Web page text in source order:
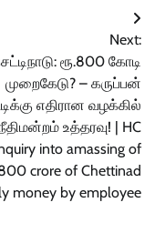
Next:
ரூ.800 கோடி
முறைகேடு? – கருப்பன்
எதிரான வழக்கில்
உத்தரவு! | HC
into amassing of
crore of Chettinad
money by employee